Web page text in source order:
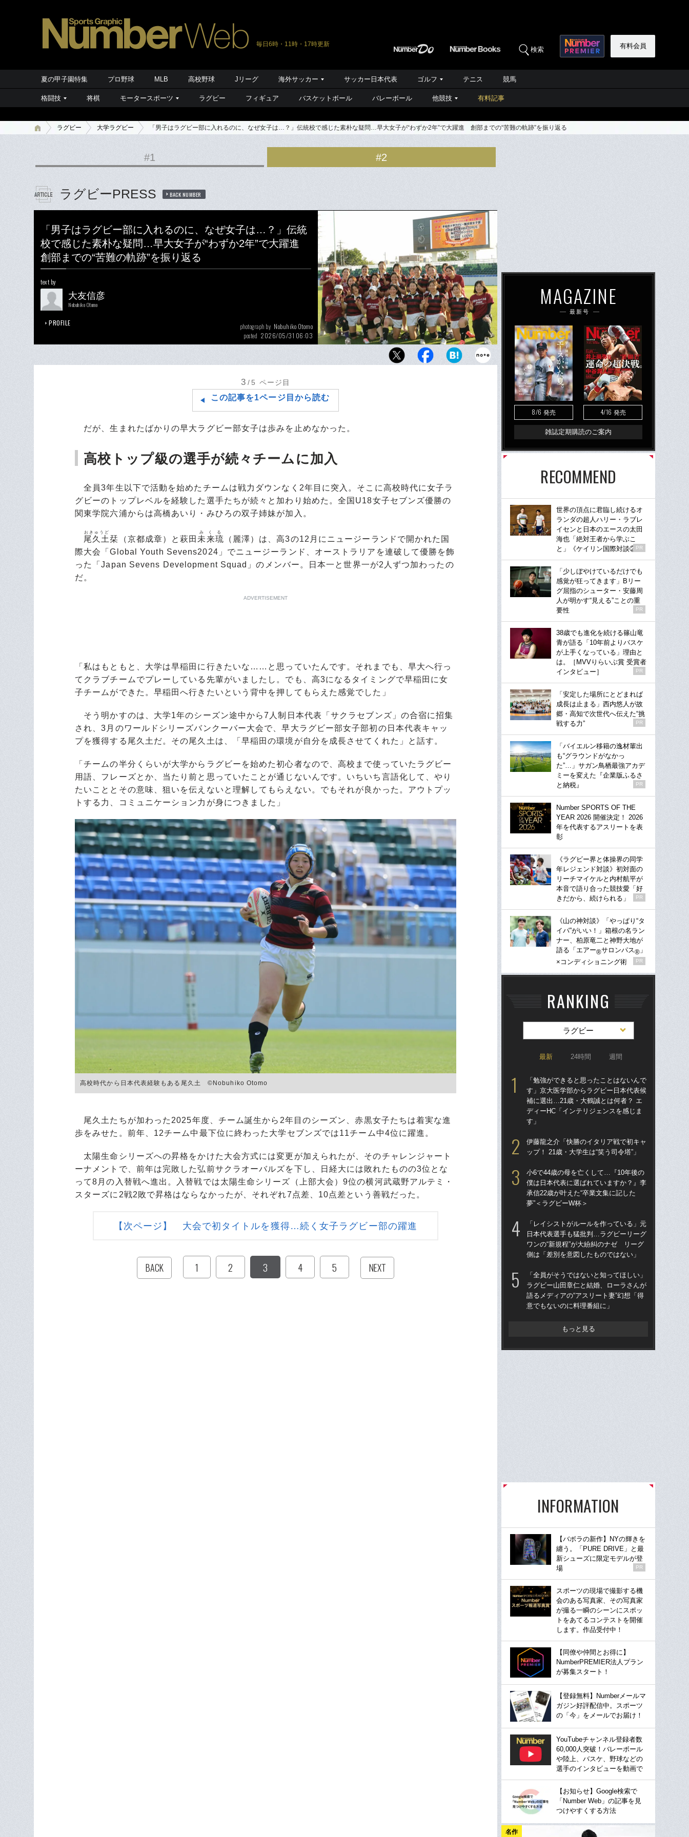
毎日6時・11時・17時更新
検索 有料会員
夏の甲子園特集 プロ野球 MLB 高校野球 Jリーグ 海外サッカー サッカー日本代表 ゴルフ テニス 競馬
格闘技 将棋 モータースポーツ ラグビー フィギュア バスケットボール バレーボール 他競技 有料記事
ラグビー 大学ラグビー 「男子はラグビー部に入れるのに、なぜ女子は…？」伝統校で感じた素朴な疑問…早大女子が“わずか2年”で大躍進 創部までの“苦難の軌跡”を振り返る
#1 #2
ラグビーPRESS BACK NUMBER
「男子はラグビー部に入れるのに、なぜ女子は…？」伝統
校で感じた素朴な疑問…早大女子が“わずか2年”で大躍進
創部までの“苦難の軌跡”を振り返る
text by
大友信彦
Nobuhiko Otomo
PROFILE photograph by Nobuhiko Otomo
posted 2026/05/31 06:03
創部2年で初タイトルを獲得するなど躍進を続ける早大女
3 /5 ページ目
この記事を1ページ目から読む
だが、生まれたばかりの早大ラグビー部女子は歩みを止めなかった。
高校トップ級の選手が続々チームに加入
全員3年生以下で活動を始めたチームは戦力ダウンなく2年目に突入。そこに高校時代に女子ラ
グビーのトップレベルを経験した選手たちが続々と加わり始めた。全国U18女子セブンズ優勝の
関東学院六浦からは高橋あいり・みひろの双子姉妹が加入。
尾久土
おきゅうど
栞（京都成章）と萩田 未来琉
みくる
（麗澤）は、高3の12月にニュージーランドで開かれた国
際大会「Global Youth Sevens2024」でニュージーランド、オーストラリアを連破して優勝を飾
った「Japan Sevens Development Squad」のメンバー。日本一と世界一が2人ずつ加わったの
だ。
ADVERTISEMENT
「私はもともと、大学は早稲田に行きたいな……と思っていたんです。それまでも、早大へ行っ
てクラブチームでプレーしている先輩がいましたし。でも、高3になるタイミングで早稲田に女
子チームができた。早稲田へ行きたいという背中を押してもらえた感覚でした」
そう明かすのは、大学1年のシーズン途中から7人制日本代表「サクラセブンズ」の合宿に招集
され、3月のワールドシリーズバンクーバー大会で、早大ラグビー部女子部初の日本代表キャッ
プを獲得する尾久土だ。その尾久土は、「早稲田の環境が自分を成長させてくれた」と話す。
「チームの半分くらいが大学からラグビーを始めた初心者なので、高校まで使っていたラグビー
用語、フレーズとか、当たり前と思っていたことが通じないんです。いちいち言語化して、やり
たいこととその意味、狙いを伝えないと理解してもらえない。でもそれが良かった。アウトプッ
トする力、コミュニケーション力が身につきました」
高校時代から日本代表経験もある尾久土 ©Nobuhiko Otomo
尾久土たちが加わった2025年度、チーム誕生から2年目のシーズン、赤黒女子たちは着実な進
歩をみせた。前年、12チーム中最下位に終わった大学セブンズでは11チーム中4位に躍進。
太陽生命シリーズへの昇格をかけた大会方式には変更が加えられたが、そのチャレンジャート
ーナメントで、前年は完敗した弘前サクラオーバルズを下し、日経大には敗れたものの3位とな
って8月の入替戦へ進出。入替戦では太陽生命シリーズ（上部大会）9位の横河武蔵野アルテミ・
スターズに2戦2敗で昇格はならなかったが、それぞれ7点差、10点差という善戦だった。
【次ページ】 大会で初タイトルを獲得…続く女子ラグビー部の躍進
BACK 1 2 3 4 5 NEXT
MAGAZINE
最新号
8/6 発売 4/16 発売
雑誌定期購読のご案内
RECOMMEND
世界の頂点に君臨し続けるオ
ランダの超人ハリー・ラブレ
イセンと日本のエースの太田
海也「絶対王者から学ぶこ
と」《ケイリン国際対談②》
PR
「少しぼやけているだけでも
感覚が狂ってきます」Bリー
グ屈指のシューター・安藤周
人が明かす“見える”ことの重
要性
PR
38歳でも進化を続ける篠山竜
青が語る「10年前よりバスケ
が上手くなっている」理由と
は。［MVVりらいぶ賞 受賞者
インタビュー］
PR
「安定した場所にとどまれば
成長は止まる」西内悠人が故
郷・高知で次世代へ伝えた“挑
戦する力”
PR
「バイエルン移籍の逸材輩出
も“グラウンドがなかっ
た”…」サガン鳥栖最強アカデ
ミーを変えた『企業版ふるさ
と納税』
PR
Number SPORTS OF THE
YEAR 2026 開催決定！ 2026
年を代表するアスリートを表
彰
《ラグビー界と体操界の同学
年レジェンド対談》初対面の
リーチマイケルと内村航平が
本音で語り合った競技愛「好
きだから、続けられる」
PR
《山の神対談》「やっぱり“タ
イパ”がいい！」箱根の名ラン
ナー、柏原竜二と神野大地が
語る「エアー®サロンパス® 」
×コンディショニング術
PR
RANKING
ラグビー
最新 24時間 週間
「勉強ができると思ったことはないんで
す」京大医学部からラグビー日本代表候
補に選出…21歳・大鶴誠とは何者？ エ
ディーHC「インテリジェンスを感じま
す」
伊藤龍之介「快勝のイタリア戦で初キャ
ップ！ 21歳・大学生は“笑う司令塔”」
小6で44歳の母を亡くして…『10年後の
僕は日本代表に選ばれていますか？』李
承信22歳が叶えた“卒業文集に記した
夢”＜ラグビーW杯＞
「レイシストがルールを作っている」元
日本代表選手も猛批判…ラグビーリーグ
ワンの“新規程”が大紛糾のナゼ リーグ
側は「差別を意図したものではない」
「全員がそうではないと知ってほしい」
ラグビー山田章仁と結婚、ローラさんが
語るメディアの“アスリート妻”幻想「得
意でもないのに料理番組に」
もっと見る
INFORMATION
【バボラの新作】NYの輝きを
纏う。「PURE DRIVE」と最
新シューズに限定モデルが登
場
PR
スポーツの現場で撮影する機
会のある写真家、その写真家
が撮る一瞬のシーンにスポッ
トをあてるコンテストを開催
します。作品受付中！
【同僚や仲間とお得に】
NumberPREMIER法人プラン
が募集スタート！
【登録無料】Numberメールマ
ガジン好評配信中。スポーツ
の「今」をメールでお届け！
YouTubeチャンネル登録者数
60,000人突破！バレーボール
や陸上、バスケ、野球などの
選手のインタビューを動画で
【お知らせ】Google検索で
「Number Web」の記事を見
つけやすくする方法
名作